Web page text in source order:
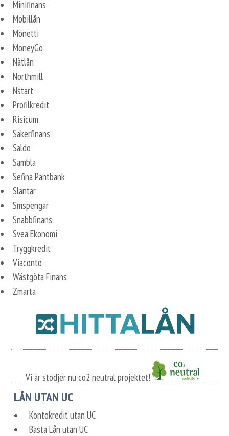
Minifinans
Mobillån
Monetti
MoneyGo
Nätlån
Northmill
Nstart
Profilkredit
Risicum
Säkerfinans
Saldo
Sambla
Sefina Pantbank
Slantar
Smspengar
Snabbfinans
Svea Ekonomi
Tryggkredit
Viaconto
Wästgöta Finans
Zmarta
Vi är stödjer nu co2 neutral projektet!
LÅN UTAN UC
Kontokredit utan UC
Bästa Lån utan UC